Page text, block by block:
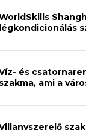
sor
légkondicionálás
és
szakma, ami a